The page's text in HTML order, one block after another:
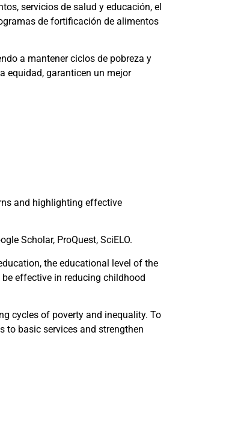
servicios de salud y educación, el
de fortificación de alimentos
a mantener ciclos de pobreza y
equidad, garanticen un mejor
and highlighting effective
Scholar, ProQuest, SciELO.
the educational level of the
effective in reducing childhood
cycles of poverty and inequality. To
to basic services and strengthen